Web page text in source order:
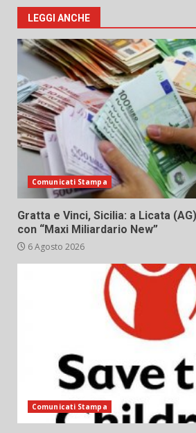
LEGGI ANCHE
Comunicati Stampa
Gratta e Vinci, Sicilia: a Licata
con “Maxi Miliardario New”
6 Agosto 2026
Comunicati Stampa